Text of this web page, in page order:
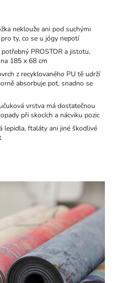
neklouže ani pod suchými
ty, co se u jógy nepotí
PROSTOR a jistotu,
185 x 68 cm
z recyklovaného PU tě udrží
absorbuje pot, snadno se
vrstva má dostatečnou
při skocích a nácviku pozic
lepidla, ftaláty ani jiné škodlivé